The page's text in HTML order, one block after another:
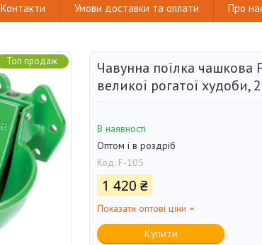
Контакти Умови доставки та оплати Про
Топ продаж
Чавунна поїлка чашкова
великої рогатої худоби,
В наявності
Оптом і в роздріб
Код: F-105
1 420 ₴
Показати оптові ціни
Купити